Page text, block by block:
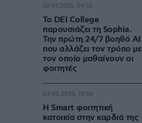
Το DEI College
παρουσιάζει τη Sophia.
Την πρώτη 24/7 βοηθό AI
που αλλάζει τον τρόπο με
τον οποίο μαθαίνουν οι
φοιτητές
30.07.2026, 09:33
Η Smart φοιτητική
κατοικία στην καρδιά της
03.08.2026, 10:56